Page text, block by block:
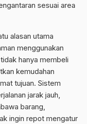
sesuai area
alasan utama
menggunakan
hanya membeli
kemudahan
tujuan. Sistem
jarak jauh,
barang,
ingin repot mengatur